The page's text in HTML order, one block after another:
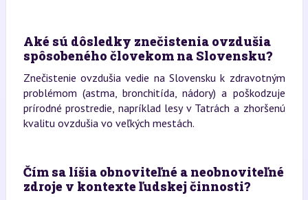
Aké sú dôsledky znečistenia ovzdušia
spôsobeného človekom na Slovensku?
Znečistenie ovzdušia vedie na Slovensku k zdravotným
problémom (astma, bronchitída, nádory) a poškodzuje
prírodné prostredie, napríklad lesy v Tatrách a zhoršenú
kvalitu ovzdušia vo veľkých mestách.
Čím sa líšia obnoviteľné a neobnoviteľné
zdroje v kontexte ľudskej činnosti?